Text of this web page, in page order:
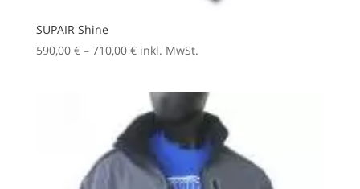
SUPAIR Shine
590,00 € – 710,00 €Preisspanne:
710,00 €
inkl. MwSt.